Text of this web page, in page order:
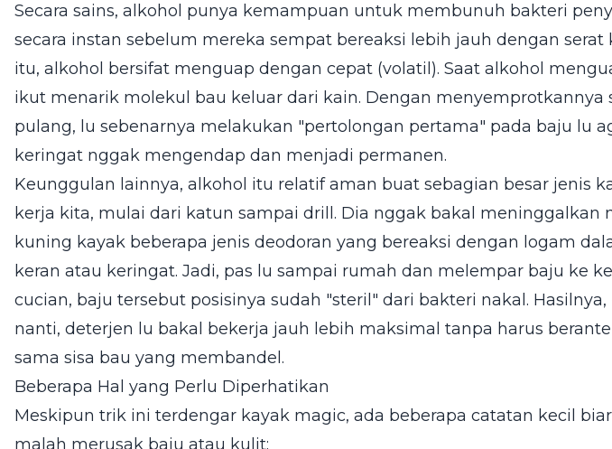
Secara sains, alkohol punya kemampuan untuk membunuh bakteri
secara instan sebelum mereka sempat bereaksi lebih jauh dengan serat
itu, alkohol bersifat menguap dengan cepat (volatil). Saat alkohol
ikut menarik molekul bau keluar dari kain. Dengan menyemprotkannya
pulang, lu sebenarnya melakukan "pertolongan pertama" pada baju lu
keringat nggak mengendap dan menjadi permanen.
Keunggulan lainnya, alkohol itu relatif aman buat sebagian besar jenis
kerja kita, mulai dari katun sampai drill. Dia nggak bakal meninggalkan
kuning kayak beberapa jenis deodoran yang bereaksi dengan logam
keran atau keringat. Jadi, pas lu sampai rumah dan melempar baju ke
cucian, baju tersebut posisinya sudah "steril" dari bakteri nakal. Hasilnya,
nanti, deterjen lu bakal bekerja jauh lebih maksimal tanpa harus
sama sisa bau yang membandel.
Beberapa Hal yang Perlu Diperhatikan
Meskipun trik ini terdengar kayak magic, ada beberapa catatan kecil
malah merusak baju atau kulit: